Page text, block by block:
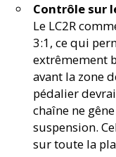
Contrôle sur
Le LC2R
3:1, ce qui
extrêmement
avant la zone
pédalier
chaîne ne
suspension.
sur toute la